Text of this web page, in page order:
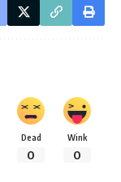
Dead
0
Wink
0